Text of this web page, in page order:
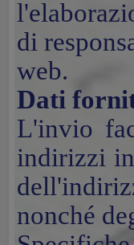
di
web.
Dati
L'invio
indirizzi
nonché